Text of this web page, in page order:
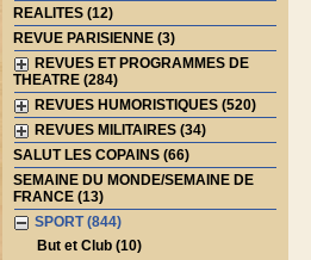
REALITES (12)
REVUE PARISIENNE (3)
REVUES ET PROGRAMMES DE
THEATRE (284)
REVUES HUMORISTIQUES (520)
REVUES MILITAIRES (34)
SALUT LES COPAINS (66)
SEMAINE DU MONDE/SEMAINE DE
FRANCE (13)
SPORT (844)
But et Club (10)